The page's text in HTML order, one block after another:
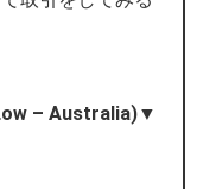
– Australia)▼